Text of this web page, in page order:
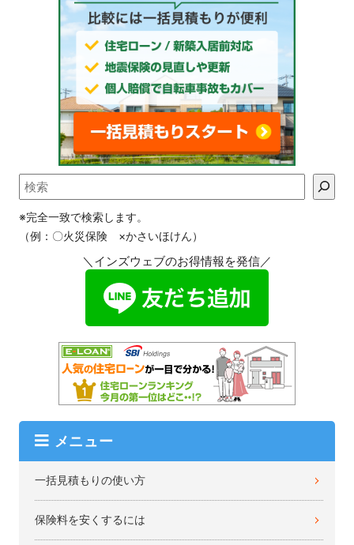
※完全一致で検索します。
（例：〇火災保険 ×かさいほけん）
＼インズウェブのお得情報を発信／
メニュー
一括見積もりの使い方
保険料を安くするには